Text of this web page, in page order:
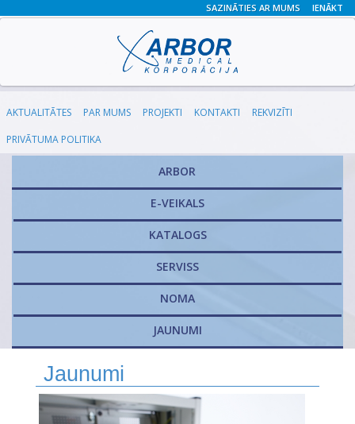
IENĀKT
SAZINĀTIES AR MUMS
AKTUALITĀTES PAR MUMS PROJEKTI KONTAKTI
REKVIZĪTI
PRIVĀTUMA POLITIKA
ARBOR
E-VEIKALS
KATALOGS
​SERVISS
NOMA
JAUNUMI
Jaunumi